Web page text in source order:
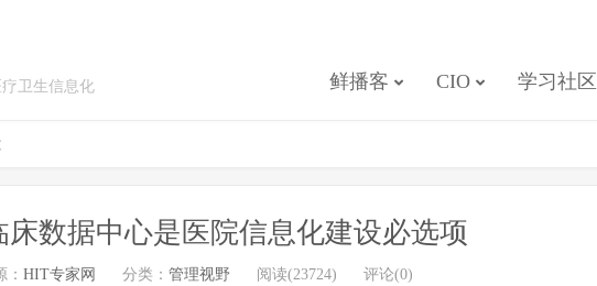
卫生信息化
鲜播客 CIO 学习社区
床数据中心是医院信息化建设必选项
： HIT专家网 分类： 管理视野 阅读(23724) 评论(0)